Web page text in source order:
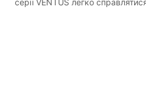
серії VENTUS легко